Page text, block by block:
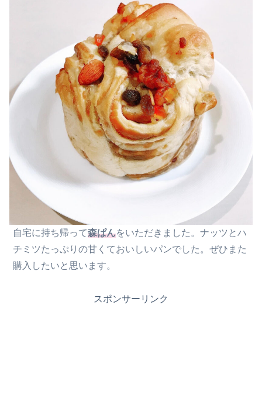
自宅に持ち帰って森ぱんをいただきました。ナッツとハ
チミツたっぷりの甘くておいしいパンでした。ぜひまた
購入したいと思います。
スポンサーリンク